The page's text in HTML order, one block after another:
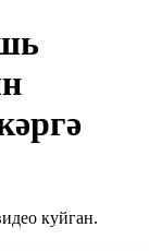
куйган.